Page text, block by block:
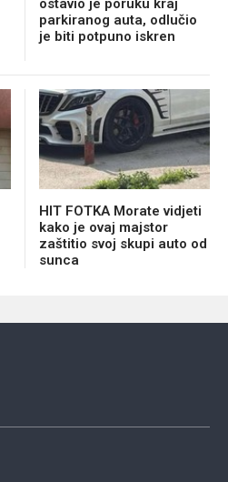
ostavio je poruku kraj
parkiranog auta, odlučio
je biti potpuno iskren
HIT FOTKA Morate vidjeti
kako je ovaj majstor
zaštitio svoj skupi auto od
sunca